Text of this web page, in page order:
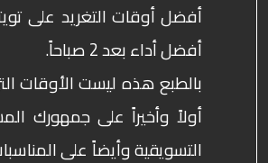
أفضل أداء بعد 2 صباحاً.
بالطبع هذه ليست الأوقات
أولاً وأخيراً على جمهورك
التسويقية وأيضاً على